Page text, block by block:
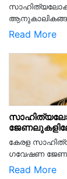
Read More
കേരള
ഗവേഷണ
Read More